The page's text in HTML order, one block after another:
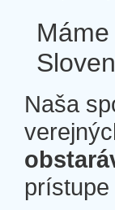
Máme
Naša